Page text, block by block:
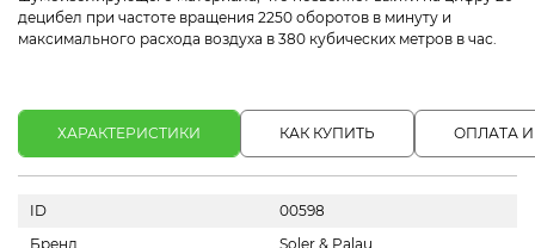
децибел при частоте вращения 2250 оборотов в минуту и
максимального расхода воздуха в 380 кубических метров в час.
ХАРАКТЕРИСТИКИ КАК КУПИТЬ ОПЛАТА
ID
00598
Бренд
Soler & Palau